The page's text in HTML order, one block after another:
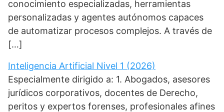
conocimiento especializadas, herramientas
personalizadas y agentes autónomos capaces
de automatizar procesos complejos. A través de
[…]
Inteligencia Artificial Nivel 1 (2026)
Especialmente dirigido a: 1. Abogados, asesores
jurídicos corporativos, docentes de Derecho,
peritos y expertos forenses, profesionales afines